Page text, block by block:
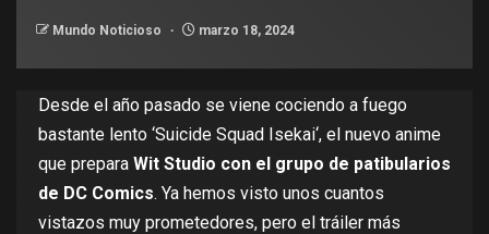
Mundo Noticioso marzo 18, 2024
Desde el año pasado se viene cociendo a fuego
bastante lento ‘Suicide Squad Isekai‘, el nuevo anime
que prepara Wit Studio con el grupo de patibularios
de DC Comics. Ya hemos visto unos cuantos
vistazos muy prometedores, pero el tráiler más